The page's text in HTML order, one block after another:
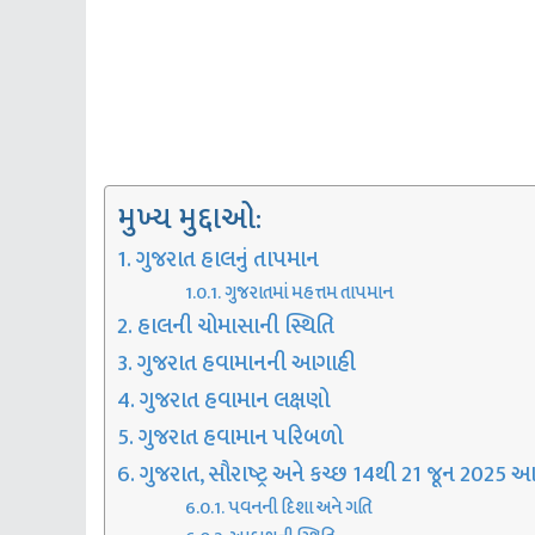
મુખ્ય મુદ્દાઓ:
ગુજરાત હાલનું તાપમાન
ગુજરાતમાં મહત્તમ તાપમાન
હાલની ચોમાસાની સ્થિતિ
ગુજરાત હવામાનની આગાહી
ગુજરાત હવામાન લક્ષણો
ગુજરાત હવામાન પરિબળો
ગુજરાત, સૌરાષ્ટ્ર અને કચ્છ 14થી 21 જૂન 2025
પવનની દિશા અને ગતિ